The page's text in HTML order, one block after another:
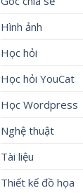
Hình ảnh
Học hỏi
Học hỏi YouCat
Học Wordpress
Nghệ thuật
Tài liệu
Thiết kế đồ họa